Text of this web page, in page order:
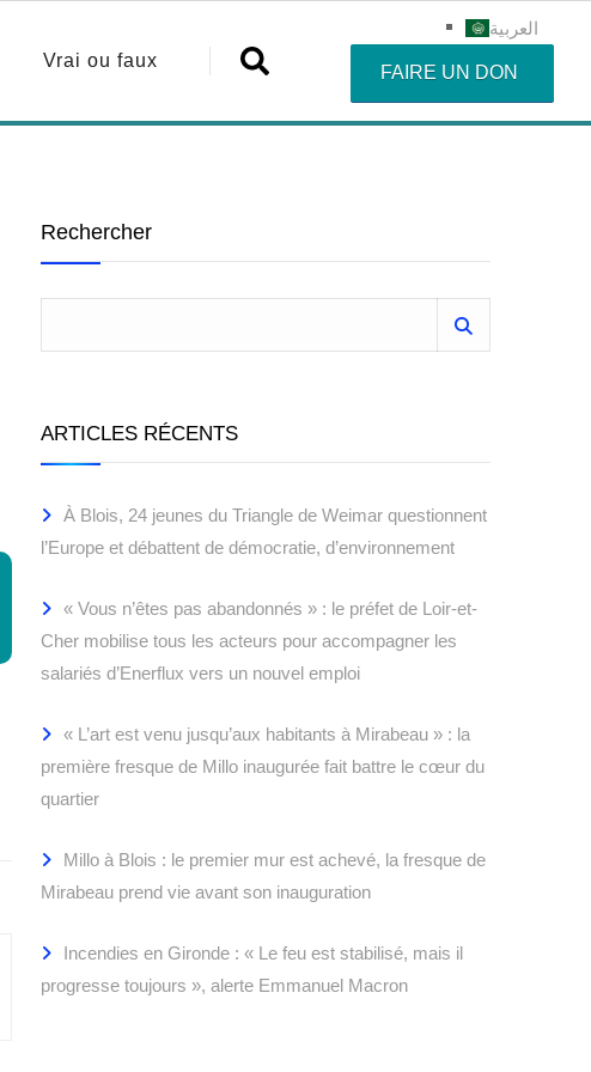
Vrai ou faux
العربية
FAIRE UN DON
Rechercher
ARTICLES RÉCENTS
À Blois, 24 jeunes du Triangle de Weimar questionnent
l’Europe et débattent de démocratie, d’environnement
« Vous n’êtes pas abandonnés » : le préfet de Loir-et-
Cher mobilise tous les acteurs pour accompagner les
salariés d’Enerflux vers un nouvel emploi
« L’art est venu jusqu’aux habitants à Mirabeau » : la
première fresque de Millo inaugurée fait battre le cœur du
quartier
Millo à Blois : le premier mur est achevé, la fresque de
Mirabeau prend vie avant son inauguration
Incendies en Gironde : « Le feu est stabilisé, mais il
progresse toujours », alerte Emmanuel Macron